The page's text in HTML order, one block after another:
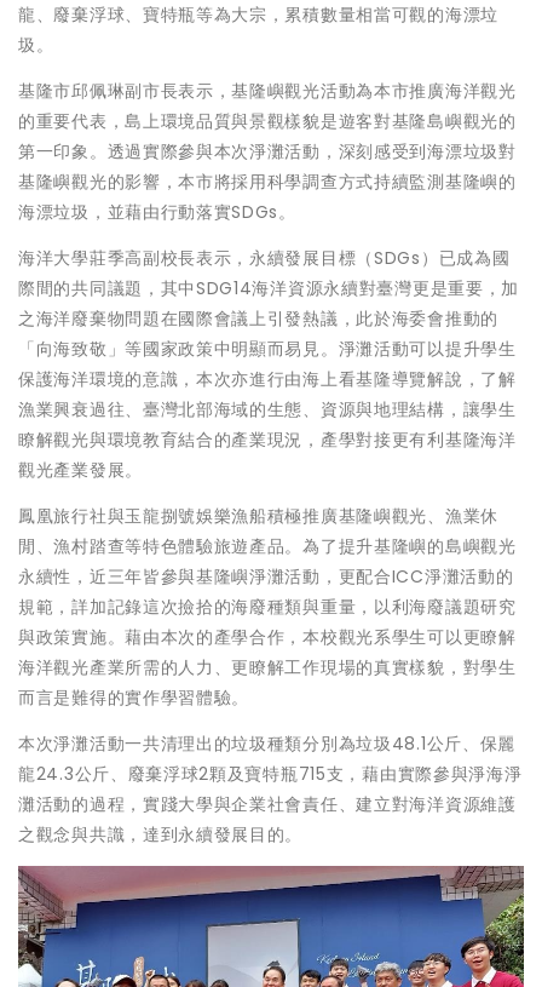
龍、廢棄浮球、寶特瓶等為大宗，累積數量相當可觀的海漂垃
圾。
基隆市邱佩琳副市長表示，基隆嶼觀光活動為本市推廣海洋觀光
的重要代表，島上環境品質與景觀樣貌是遊客對基隆島嶼觀光的
第一印象。透過實際參與本次淨灘活動，深刻感受到海漂垃圾對
基隆嶼觀光的影響，本市將採用科學調查方式持續監測基隆嶼的
海漂垃圾，並藉由行動落實SDGs。
海洋大學莊季高副校長表示，永續發展目標（SDGs）已成為國
際間的共同議題，其中SDG14海洋資源永續對臺灣更是重要，加
之海洋廢棄物問題在國際會議上引發熱議，此於海委會推動的
「向海致敬」等國家政策中明顯而易見。淨灘活動可以提升學生
保護海洋環境的意識，本次亦進行由海上看基隆導覽解說，了解
漁業興衰過往、臺灣北部海域的生態、資源與地理結構，讓學生
瞭解觀光與環境教育結合的產業現況，產學對接更有利基隆海洋
觀光產業發展。
鳳凰旅行社與玉龍捌號娛樂漁船積極推廣基隆嶼觀光、漁業休
閒、漁村踏查等特色體驗旅遊產品。為了提升基隆嶼的島嶼觀光
永續性，近三年皆參與基隆嶼淨灘活動，更配合ICC淨灘活動的
規範，詳加記錄這次撿拾的海廢種類與重量，以利海廢議題研究
與政策實施。藉由本次的產學合作，本校觀光系學生可以更瞭解
海洋觀光產業所需的人力、更瞭解工作現場的真實樣貌，對學生
而言是難得的實作學習體驗。
本次淨灘活動一共清理出的垃圾種類分別為垃圾48.1公斤、保麗
龍24.3公斤、廢棄浮球2顆及寶特瓶715支，藉由實際參與淨海淨
灘活動的過程，實踐大學與企業社會責任、建立對海洋資源維護
之觀念與共識，達到永續發展目的。